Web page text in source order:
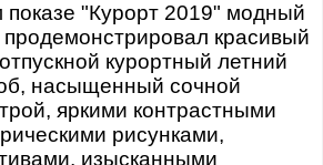
"Курорт 2019" модный
красивый
курортный летний
насыщенный сочной
яркими контрастными
рисунками,
изысканными